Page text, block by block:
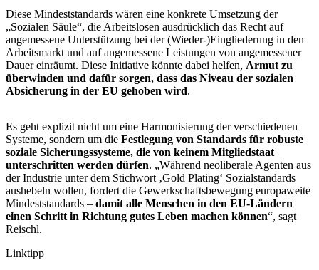
Diese Mindeststandards wären eine konkrete Umsetzung der
„Sozialen Säule“, die Arbeitslosen ausdrücklich das Recht auf
angemessene Unterstützung bei der (Wieder-)Eingliederung in den
Arbeitsmarkt und auf angemessene Leistungen von angemessener
Dauer einräumt. Diese Initiative könnte dabei helfen, Armut zu
überwinden und dafür sorgen, dass das Niveau der sozialen
Absicherung in der EU gehoben wird.
Es geht explizit nicht um eine Harmonisierung der verschiedenen
Systeme, sondern um die Festlegung von Standards für robuste
soziale Sicherungssysteme, die von keinem Mitgliedstaat
unterschritten werden dürfen. „Während neoliberale Agenten aus
der Industrie unter dem Stichwort ‚Gold Plating‘ Sozialstandards
aushebeln wollen, fordert die Gewerkschaftsbewegung europaweite
Mindeststandards – damit alle Menschen in den EU-Ländern
einen Schritt in Richtung gutes Leben machen können“, sagt
Reischl.
Linktipp